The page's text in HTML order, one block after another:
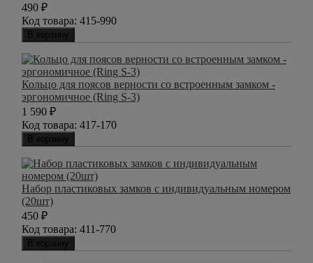
490 ₽
Код товара: 415-990
В корзину
Кольцо для поясов верности со встроенным замком -
эргономичное (Ring S-3)
1 590 ₽
Код товара: 417-170
В корзину
Набор пластиковых замков с индивидуальным номером
(20шт)
450 ₽
Код товара: 411-770
В корзину